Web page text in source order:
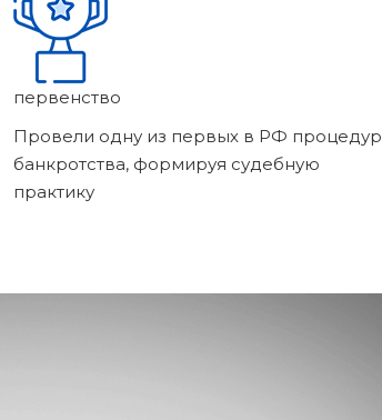
первенство
Провели одну из первых в РФ процедур
банкротства, формируя судебную
практику